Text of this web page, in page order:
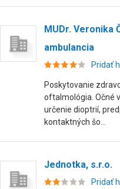
MUDr. Veronika
ambulancia
Pridať
Poskytovanie
oftalmológia. Očné
určenie dioptrií,
kontaktných šo...
Jednotka, s.r.o.
Pridať